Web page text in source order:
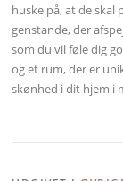
huske på, at de skal
genstande, der
som du vil føle dig
og et rum, der er
skønhed i dit hjem i